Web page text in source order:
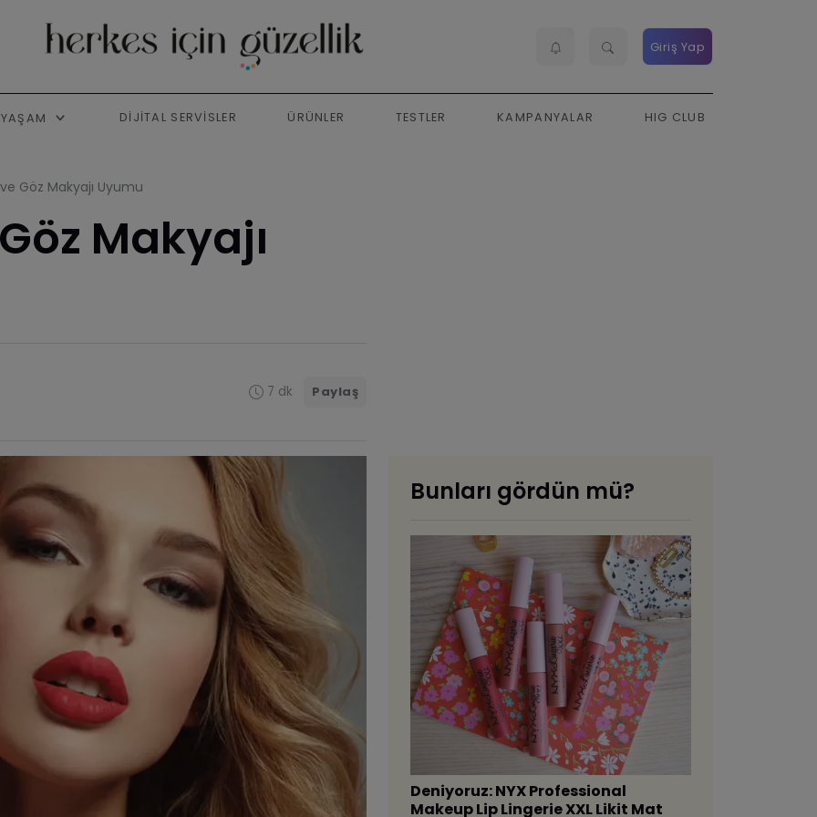
Giriş Yap
YAŞAM DIJITAL SERVISLER ÜRÜNLER TESTLER KAMPANYALAR HIG CLUB
ve Göz Makyajı Uyumu
Makyajı
7 dk Paylaş
Bunları gördün mü?
Deniyoruz: NYX Professional
Makeup Lip Lingerie XXL Likit Mat